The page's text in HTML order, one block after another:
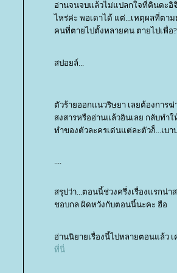
อ่านจนจบแล้วไม่แปลกใจที่คินดะอิ
ไหร่ค่ะ พอเดาได้ แต่...เหตุผลที่ตา
คนที่ตายไปตั้งหลายคน ตายไปเพื่อ
สปอยล์...
ตัวร้ายออกแนวริษยา เลยต้องการ
สงสารหรืออ่านแล้วอินเลย กลับทำ
ทำของตัวละครเด่นแต่ละตัวก็...เบา
....
สรุปว่า...ตอนนี้ช่วงครึ่งเรื่องแรกน่
ชอบกล ผิดหวังกับตอนนี้นะคะ ฮือ
อ่านนิยายเรื่องนี้ไปหลายตอนแล้ว
ที่นี่